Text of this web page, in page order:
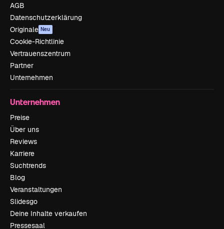
AGB
Datenschutzerklärung
Originale Neu
Cookie-Richtlinie
Vertrauenszentrum
Partner
Unternehmen
Unternehmen
Preise
Über uns
Reviews
Karriere
Suchtrends
Blog
Veranstaltungen
Slidesgo
Deine Inhalte verkaufen
Pressesaal